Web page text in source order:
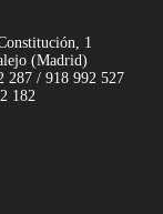
1
(Madrid)
287 / 918 992 527
182